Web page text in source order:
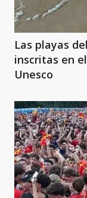
Las playas
inscritas en
Unesco